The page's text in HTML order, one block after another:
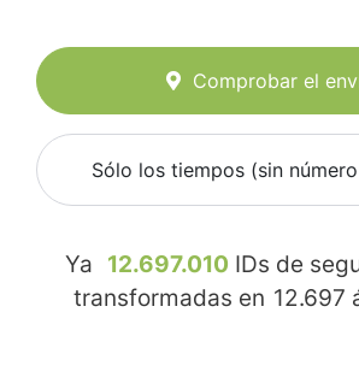
Comprobar el
Sólo los tiempos (sin
Ya 12.697.010 IDs de
transformadas en 12.697